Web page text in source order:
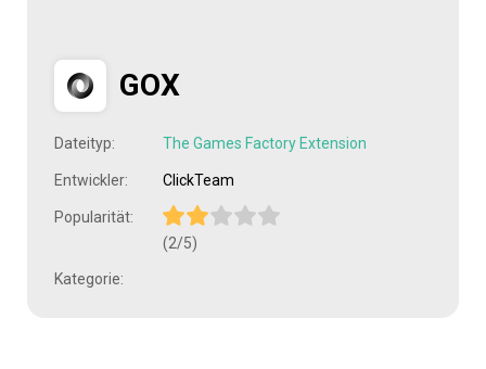
GOX
Dateityp: The Games Factory Extension
Entwickler: ClickTeam
Popularität:
(2/5)
Kategorie: